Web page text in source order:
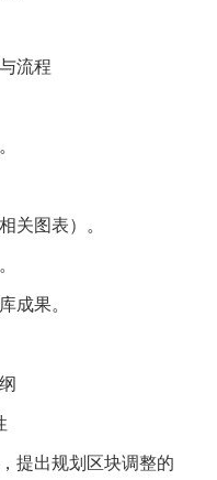
流程
关图表）。
成果。
提出规划区块调整的